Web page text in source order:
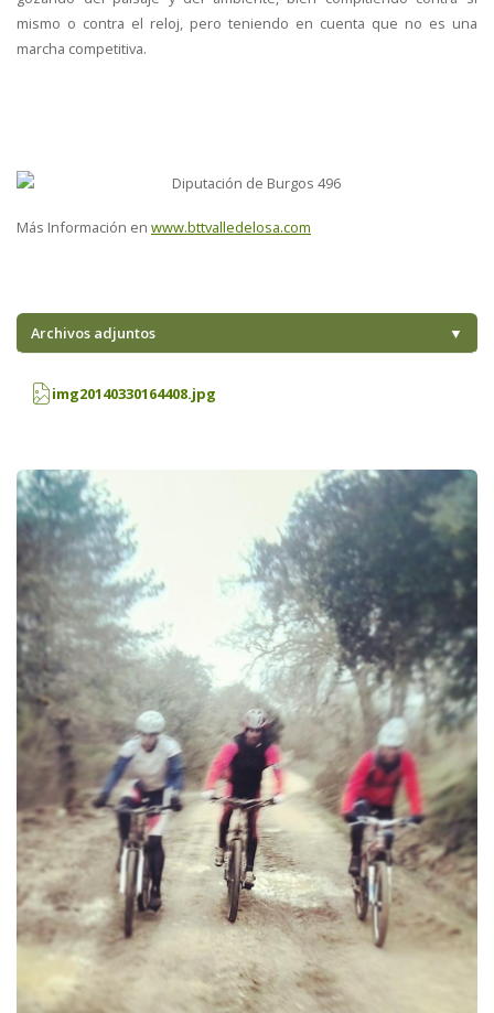
mismo o contra el reloj, pero teniendo en cuenta que no es una
marcha competitiva.
Más Información en www.bttvalledelosa.com
Archivos adjuntos ▼
img20140330164408.jpg